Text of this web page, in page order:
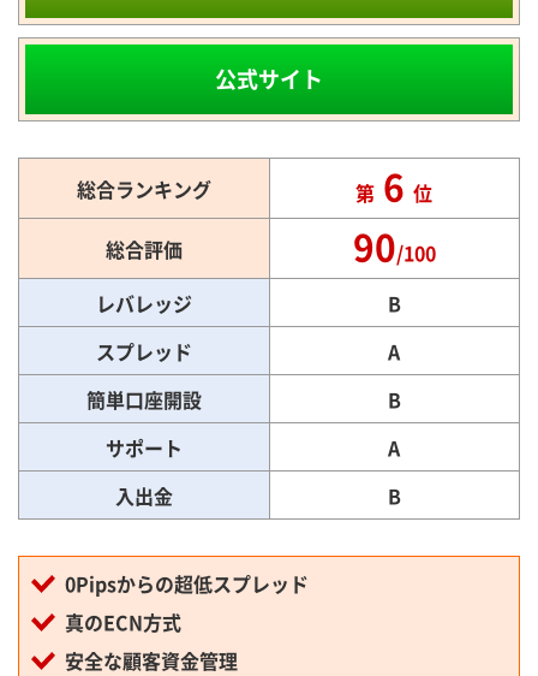
公式サイト
総合ランキング
総合評価
レバレッジ
スプレッド
簡単口座開設
サポート
入出金
第 6位
90/100
B
A
B
A
B
0Pipsからの超低スプレッド
真のECN方式
安全な顧客資金管理